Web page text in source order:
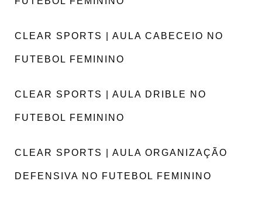
CLEAR SPORTS | AULA CABECEIO NO
FUTEBOL FEMININO
CLEAR SPORTS | AULA DRIBLE NO
FUTEBOL FEMININO
CLEAR SPORTS | AULA ORGANIZAÇÃO
DEFENSIVA NO FUTEBOL FEMININO